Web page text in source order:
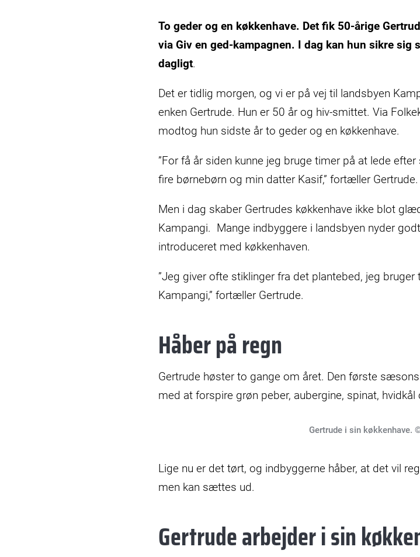
To geder og en køkkenhave. Det fik 50-årige
via Giv en ged-kampagnen. I dag kan hun sikre sig
dagligt.
Det er tidlig morgen, og vi er på vej til landsbyen
enken Gertrude. Hun er 50 år og hiv-smittet. Via
modtog hun sidste år to geder og en køkkenhave.
”For få år siden kunne jeg bruge timer på at lede
fire børnebørn og min datter Kasif,” fortæller Gertrude.
Men i dag skaber Gertrudes køkkenhave ikke blot
Kampangi. Mange indbyggere i landsbyen nyder
introduceret med køkkenhaven.
”Jeg giver ofte stiklinger fra det plantebed, jeg
Kampangi,” fortæller Gertrude.
Håber på regn
Gertrude høster to gange om året. Den første
med at forspire grøn peber, aubergine, spinat, hvidkål
Gertrude i sin køkkenhave.
Lige nu er det tørt, og indbyggerne håber, at det vil
men kan sættes ud.
Gertrude arbejder i sin